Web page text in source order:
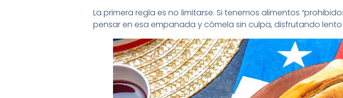
La primera regla es no limitarse. Si tenemos alimentos
pensar en esa empanada y cómela sin culpa, disfrutando